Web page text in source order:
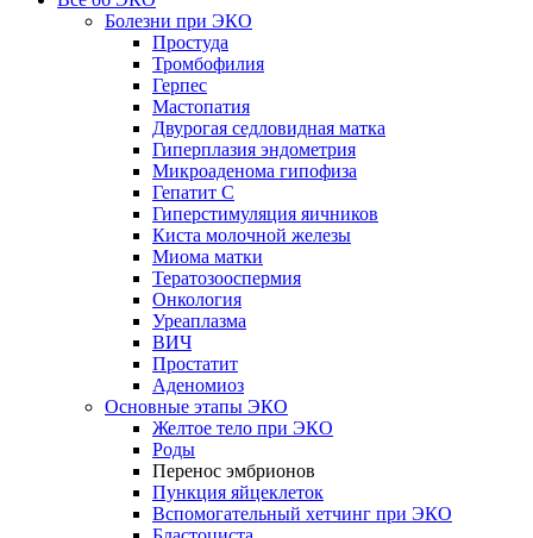
Болезни при ЭКО
Простуда
Тромбофилия
Герпес
Мастопатия
Двурогая седловидная матка
Гиперплазия эндометрия
Микроаденома гипофиза
Гепатит С
Гиперстимуляция яичников
Киста молочной железы
Миома матки
Тератозооспермия
Онкология
Уреаплазма
ВИЧ
Простатит
Аденомиоз
Основные этапы ЭКО
Желтое тело при ЭКО
Роды
Перенос эмбрионов
Пункция яйцеклеток
Вспомогательный хетчинг при ЭКО